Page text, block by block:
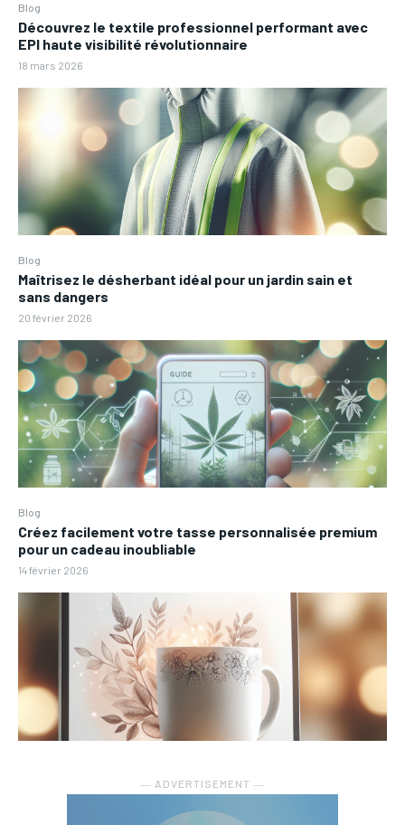
Blog
Découvrez le textile professionnel performant avec
EPI haute visibilité révolutionnaire
18 mars 2026
Blog
Maîtrisez le désherbant idéal pour un jardin sain et
sans dangers
20 février 2026
Blog
Créez facilement votre tasse personnalisée premium
pour un cadeau inoubliable
14 février 2026
― ADVERTISEMENT ―